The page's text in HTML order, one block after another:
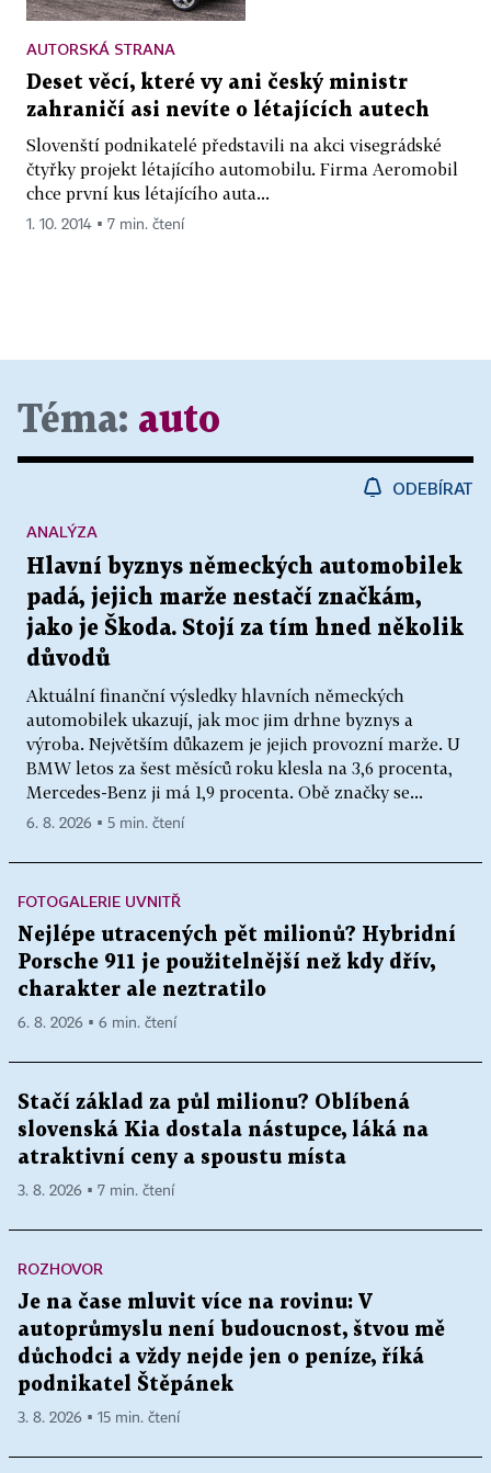
AUTORSKÁ STRANA
Deset věcí, které vy ani český ministr
zahraničí asi nevíte o létajících autech
Slovenští podnikatelé představili na akci visegrádské
čtyřky projekt létajícího automobilu. Firma Aeromobil
chce první kus létajícího auta...
1. 10. 2014 ▪ 7 min. čtení
Téma: auto
ODEBÍRAT
Hlavní byznys německých automobilek
padá, jejich marže nestačí značkám,
jako je Škoda. Stojí za tím hned několik
důvodů
Aktuální finanční výsledky hlavních německých
automobilek ukazují, jak moc jim drhne byznys a
výroba. Největším důkazem je jejich provozní marže. U
BMW letos za šest měsíců roku klesla na 3,6 procenta,
Mercedes-Benz ji má 1,9 procenta. Obě značky se...
ANALÝZA
6. 8. 2026 ▪ 5 min. čtení
FOTOGALERIE UVNITŘ
Nejlépe utracených pět milionů? Hybridní
Porsche 911 je použitelnější než kdy dřív,
charakter ale neztratilo
6. 8. 2026 ▪ 6 min. čtení
Stačí základ za půl milionu? Oblíbená
slovenská Kia dostala nástupce, láká na
atraktivní ceny a spoustu místa
3. 8. 2026 ▪ 7 min. čtení
ROZHOVOR
Je na čase mluvit více na rovinu: V
autoprůmyslu není budoucnost, štvou mě
důchodci a vždy nejde jen o peníze, říká
podnikatel Štěpánek
3. 8. 2026 ▪ 15 min. čtení